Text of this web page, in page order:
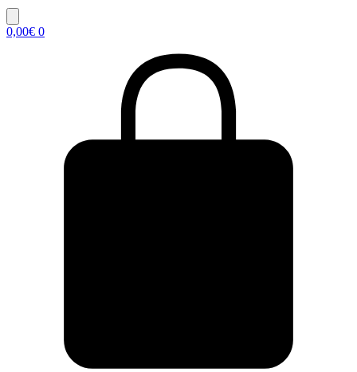
0,00€ 0